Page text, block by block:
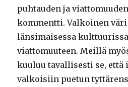
puhtauden ja
kommentti. Valkoinen
länsimaisessa
viattomuuteen. Meillä
kuuluu tavallisesti se, että
valkoisiin puetun